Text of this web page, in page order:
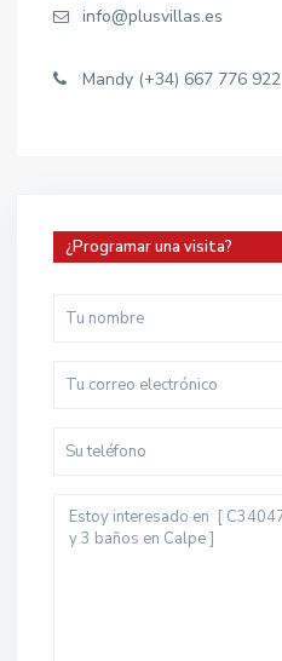
info@plusvillas.es
Mandy (+34) 667 776 922
¿Programar una visita?